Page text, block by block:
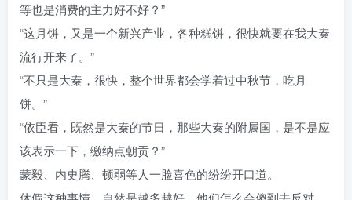
等也是消费的主力好不好？”
“这月饼，又是一个新兴产业，各种糕饼，很快就要在我大秦
流行开来了。”
“不只是大秦，很快，整个世界都会学着过中秋节，吃月
饼。”
“依臣看，既然是大秦的节日，那些大秦的附属国，是不是应
该表示一下，缴纳点朝贡？”
蒙毅、内史腾、顿弱等人一脸喜色的纷纷开口道。